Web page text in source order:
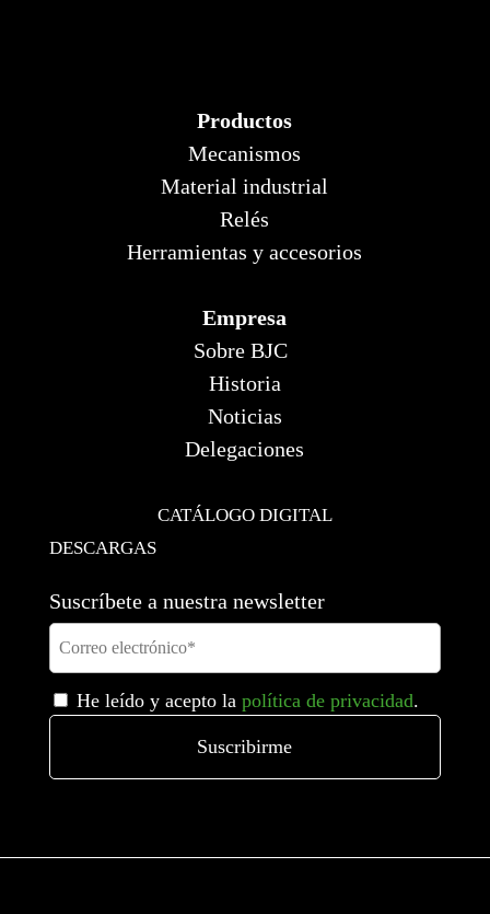
Productos
Mecanismos
Material industrial
Relés
Herramientas y accesorios
Empresa
Sobre BJC
Historia
Noticias
Delegaciones
CATÁLOGO DIGITAL
DESCARGAS
Suscríbete a nuestra newsletter
He leído y acepto la política de privacidad.